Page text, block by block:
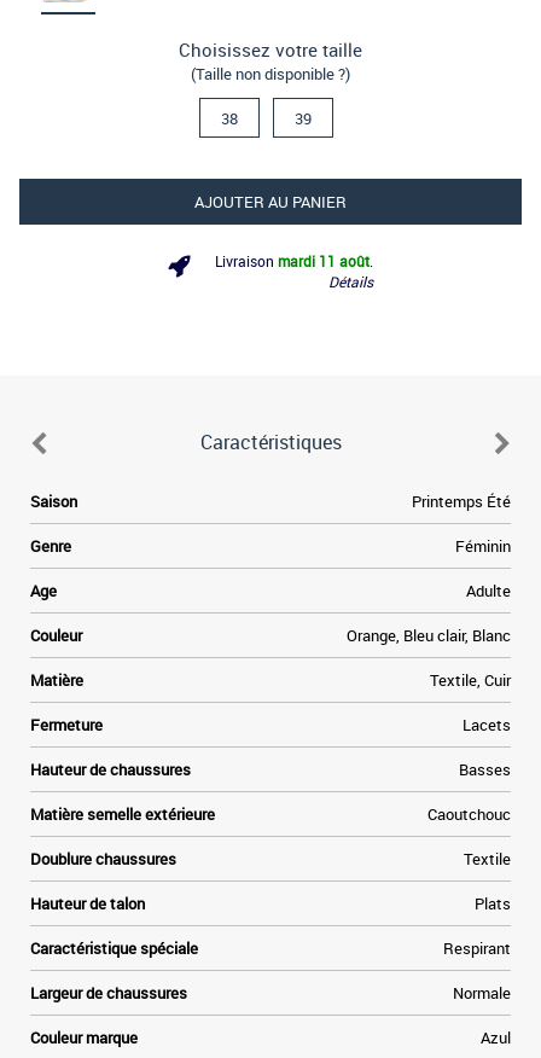
Choisissez votre taille
(Taille non disponible ?)
38 39
AJOUTER AU PANIER
Livraison mardi 11 août
Détails
Caractéristiques
Saison Printemps Été
Genre Féminin
Age Adulte
Couleur Orange, Bleu clair, Blanc
Matière Textile, Cuir
Fermeture Lacets
Hauteur de chaussures Basses
Matière semelle extérieure Caoutchouc
Doublure chaussures Textile
Hauteur de talon Plats
Caractéristique spéciale Respirant
Largeur de chaussures Normale
Couleur marque Azul